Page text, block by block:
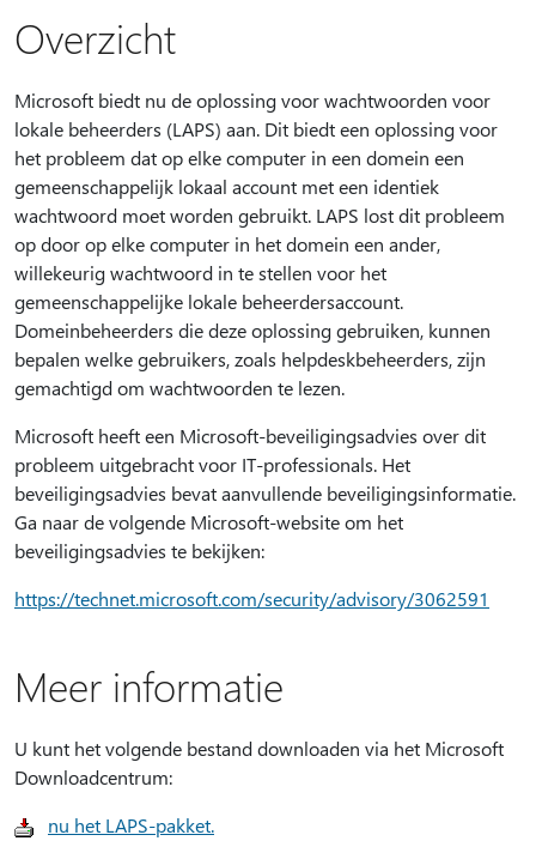
Overzicht
Microsoft biedt nu de oplossing voor wachtwoorden voor
lokale beheerders (LAPS) aan. Dit biedt een oplossing voor
het probleem dat op elke computer in een domein een
gemeenschappelijk lokaal account met een identiek
wachtwoord moet worden gebruikt. LAPS lost dit probleem
op door op elke computer in het domein een ander,
willekeurig wachtwoord in te stellen voor het
gemeenschappelijke lokale beheerdersaccount.
Domeinbeheerders die deze oplossing gebruiken, kunnen
bepalen welke gebruikers, zoals helpdeskbeheerders, zijn
gemachtigd om wachtwoorden te lezen.
Microsoft heeft een Microsoft-beveiligingsadvies over dit
probleem uitgebracht voor IT-professionals. Het
beveiligingsadvies bevat aanvullende beveiligingsinformatie.
Ga naar de volgende Microsoft-website om het
beveiligingsadvies te bekijken:
https://technet.microsoft.com/security/advisory/3062591
Meer informatie
U kunt het volgende bestand downloaden via het Microsoft
Downloadcentrum:
nu het LAPS-pakket.